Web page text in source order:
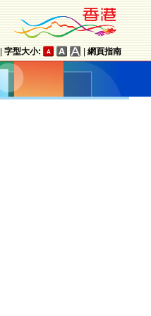
字型大小: 網頁指南